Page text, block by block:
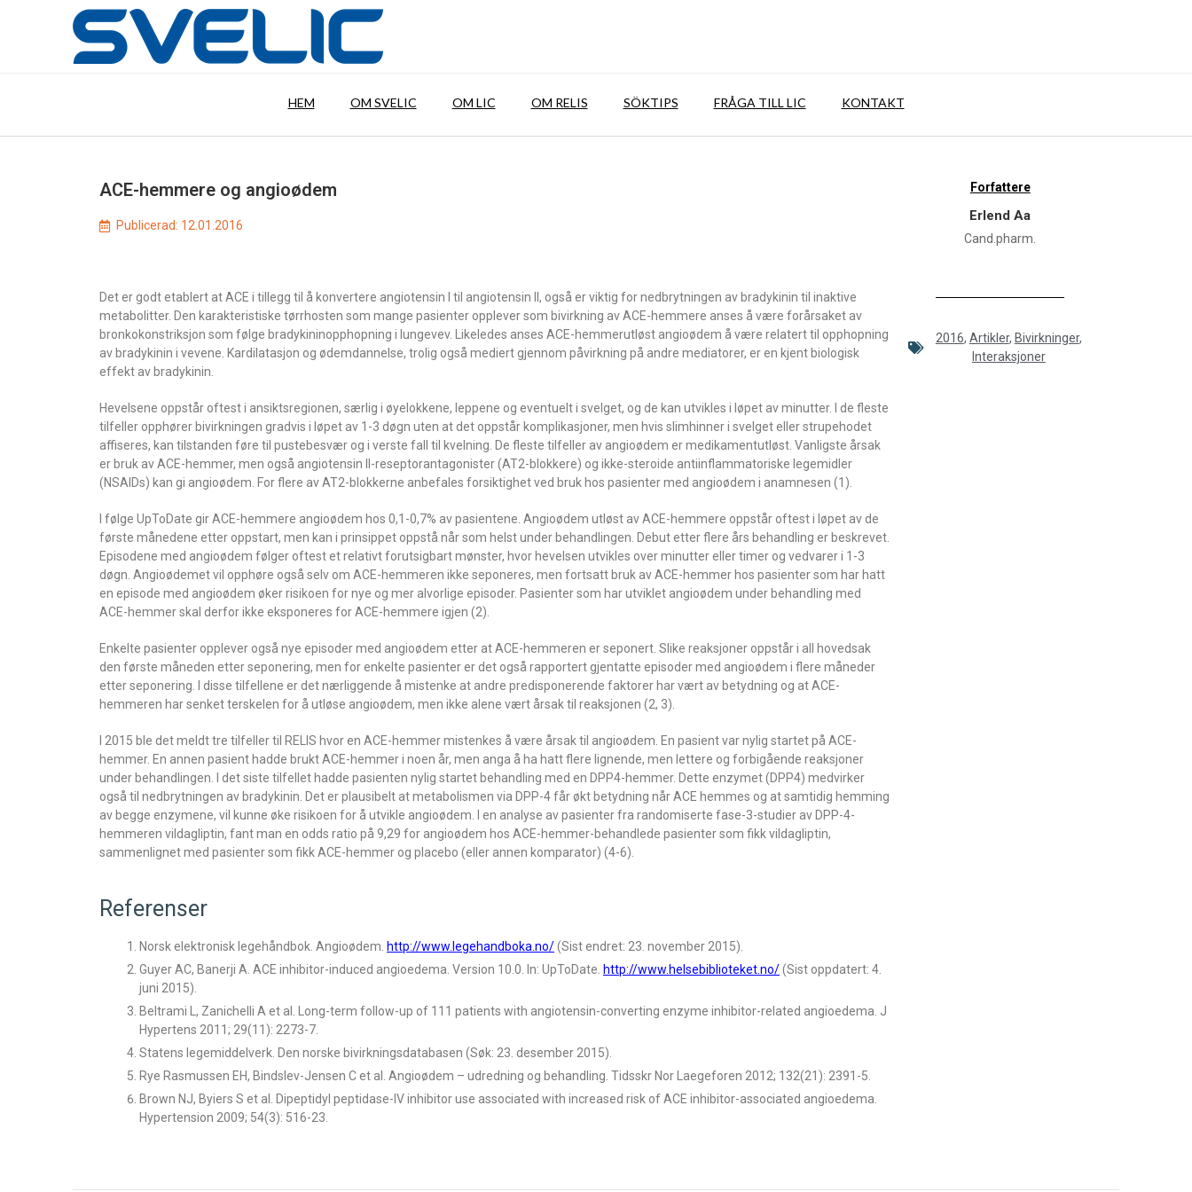
HEM OM SVELIC OM LIC OM RELIS SÖKTIPS FRÅGA TILL LIC KONTAKT
ACE-hemmere og angioødem
Publicerad: 12.01.2016
Det er godt etablert at ACE i tillegg til å konvertere angiotensin I til angiotensin II, også er viktig for nedbrytningen av bradykinin til inaktive
metabolitter. Den karakteristiske tørrhosten som mange pasienter opplever som bivirkning av ACE-hemmere anses å være forårsaket av
bronkokonstriksjon som følge bradykininopphopning i lungevev. Likeledes anses ACE-hemmerutløst angioødem å være relatert til opphopning
av bradykinin i vevene. Kardilatasjon og ødemdannelse, trolig også mediert gjennom påvirkning på andre mediatorer, er en kjent biologisk
effekt av bradykinin.
Hevelsene oppstår oftest i ansiktsregionen, særlig i øyelokkene, leppene og eventuelt i svelget, og de kan utvikles i løpet av minutter. I de fleste
tilfeller opphører bivirkningen gradvis i løpet av 1-3 døgn uten at det oppstår komplikasjoner, men hvis slimhinner i svelget eller strupehodet
affiseres, kan tilstanden føre til pustebesvær og i verste fall til kvelning. De fleste tilfeller av angioødem er medikamentutløst. Vanligste årsak
er bruk av ACE-hemmer, men også angiotensin II-reseptorantagonister (AT2-blokkere) og ikke-steroide antiinflammatoriske legemidler
(NSAIDs) kan gi angioødem. For flere av AT2-blokkerne anbefales forsiktighet ved bruk hos pasienter med angioødem i anamnesen (1).
I følge UpToDate gir ACE-hemmere angioødem hos 0,1-0,7% av pasientene. Angioødem utløst av ACE-hemmere oppstår oftest i løpet av de
første månedene etter oppstart, men kan i prinsippet oppstå når som helst under behandlingen. Debut etter flere års behandling er beskrevet.
Episodene med angioødem følger oftest et relativt forutsigbart mønster, hvor hevelsen utvikles over minutter eller timer og vedvarer i 1-3
døgn. Angioødemet vil opphøre også selv om ACE-hemmeren ikke seponeres, men fortsatt bruk av ACE-hemmer hos pasienter som har hatt
en episode med angioødem øker risikoen for nye og mer alvorlige episoder. Pasienter som har utviklet angioødem under behandling med
ACE-hemmer skal derfor ikke eksponeres for ACE-hemmere igjen (2).
Enkelte pasienter opplever også nye episoder med angioødem etter at ACE-hemmeren er seponert. Slike reaksjoner oppstår i all hovedsak
den første måneden etter seponering, men for enkelte pasienter er det også rapportert gjentatte episoder med angioødem i flere måneder
etter seponering. I disse tilfellene er det nærliggende å mistenke at andre predisponerende faktorer har vært av betydning og at ACE-
hemmeren har senket terskelen for å utløse angioødem, men ikke alene vært årsak til reaksjonen (2, 3).
I 2015 ble det meldt tre tilfeller til RELIS hvor en ACE-hemmer mistenkes å være årsak til angioødem. En pasient var nylig startet på ACE-
hemmer. En annen pasient hadde brukt ACE-hemmer i noen år, men anga å ha hatt flere lignende, men lettere og forbigående reaksjoner
under behandlingen. I det siste tilfellet hadde pasienten nylig startet behandling med en DPP4-hemmer. Dette enzymet (DPP4) medvirker
også til nedbrytningen av bradykinin. Det er plausibelt at metabolismen via DPP-4 får økt betydning når ACE hemmes og at samtidig hemming
av begge enzymene, vil kunne øke risikoen for å utvikle angioødem. I en analyse av pasienter fra randomiserte fase-3-studier av DPP-4-
hemmeren vildagliptin, fant man en odds ratio på 9,29 for angioødem hos ACE-hemmer-behandlede pasienter som fikk vildagliptin,
sammenlignet med pasienter som fikk ACE-hemmer og placebo (eller annen komparator) (4-6).
Referenser
Norsk elektronisk legehåndbok. Angioødem. http://www.legehandboka.no/(Sist endret: 23. november 2015).
Guyer AC, Banerji A. ACE inhibitor-induced angioedema. Version 10.0. In: UpToDate. http://www.helsebiblioteket.no/(Sist oppdatert: 4.
juni 2015).
Beltrami L, Zanichelli A et al. Long-term follow-up of 111 patients with angiotensin-converting enzyme inhibitor-related angioedema. J
Hypertens 2011; 29(11): 2273-7.
Statens legemiddelverk. Den norske bivirkningsdatabasen (Søk: 23. desember 2015).
Rye Rasmussen EH, Bindslev-Jensen C et al. Angioødem – udredning og behandling. Tidsskr Nor Laegeforen 2012; 132(21): 2391-5.
Brown NJ, Byiers S et al. Dipeptidyl peptidase-IV inhibitor use associated with increased risk of ACE inhibitor-associated angioedema.
Hypertension 2009; 54(3): 516-23.
Forfattere
Erlend Aa
Cand.pharm.
2016, Artikler, Bivirkninger,
Interaksjoner